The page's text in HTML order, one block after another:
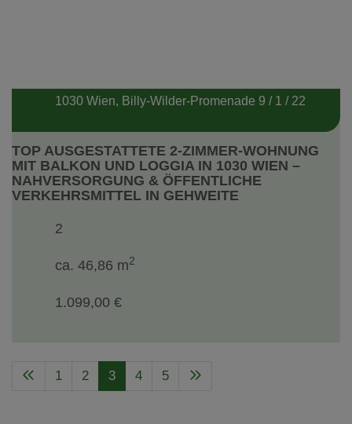
TOP AUSGESTATTETE 2-ZIMMER-WOHNUNG
MIT BALKON UND LOGGIA IN 1030 WIEN –
NAHVERSORGUNG & ÖFFENTLICHE
VERKEHRSMITTEL IN GEHWEITE
1030 Wien, Billy-Wilder-Promenade 9 / 1 / 22
2
ca. 46,86 m2
1.099,00 €
1 2 3 4 5